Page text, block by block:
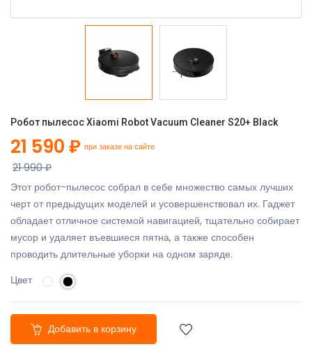
Робот пылесос Xiaomi Robot Vacuum Cleaner S20+ Black
21 590 ₽ при заказе на сайте
21 990 ₽
Этот робот-пылесос собрал в себе множество самых лучших
черт от предыдущих моделей и усовершенствовал их. Гаджет
обладает отличное системой навигацией, тщательно собирает
мусор и удаляет въевшиеся пятна, а также способен
проводить длительные уборки на одном заряде.
Цвет
Добавить в корзину